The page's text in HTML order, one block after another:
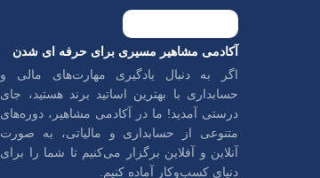
آکادمی مشاهیر مسیری برای حرفه ای شدن
اگر به دنبال یادگیری مهارت‌های مالی و
حسابداری با بهترین اساتید برند هستید، جای
درستی آمدید! ما در آکادمی مشاهیر، دوره‌های
متنوعی از حسابداری و مالیاتی، به صورت
آنلاین و آفلاین برگزار می‌کنیم تا شما را برای
دنیای کسب‌وکار آماده کنیم.